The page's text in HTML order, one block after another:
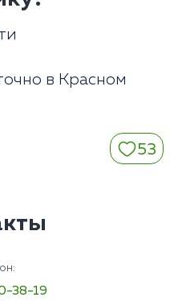
в Красном
53
38-19